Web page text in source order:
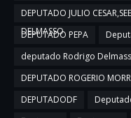
DEPUTADO JULIO
DELMASSO
DEPUTADO PEPA
deputado Rodrigo
DEPUTADO ROGERIO
DEPUTADODF